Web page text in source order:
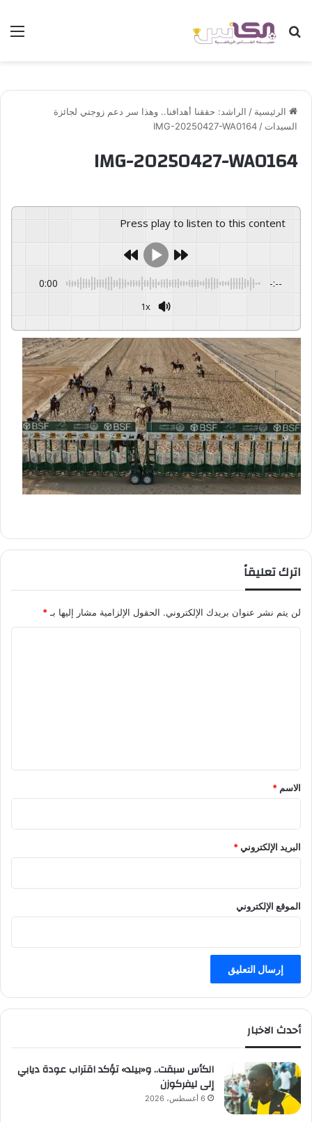
بحث عن
الرئيسية / الراشد: حققنا أهدافنا.. وهذا سر دعم زوجتي لجائزة
السيدات /
IMG-20250427-WA0164
IMG-20250427-WA0164
Press play to listen to this content
0:00 -:--
1x
اترك تعليقاً
لن يتم نشر عنوان بريدك الإلكتروني. الحقول الإلزامية مشار إليها بـ *
*
الاسم *
البريد الإلكتروني*
الموقع الإلكتروني
أحدث الاخبار
الكأس سبقت.. و«بيلد» تؤكد اقتراب عودة ديابي
إلى ليفركوزن
6 أغسطس، 2026